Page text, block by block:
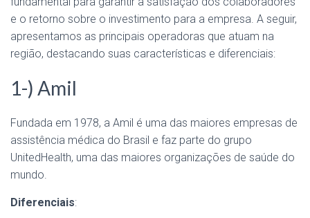
e o retorno sobre o investimento para a empresa. A seguir,
apresentamos as principais operadoras que atuam na
região, destacando suas características e diferenciais:
1-) Amil
Fundada em 1978, a Amil é uma das maiores empresas de
assistência médica do Brasil e faz parte do grupo
UnitedHealth, uma das maiores organizações de saúde do
mundo.
Diferenciais: